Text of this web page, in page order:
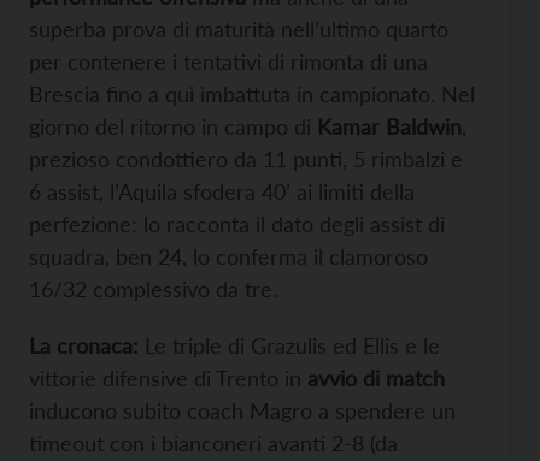
superba prova di maturità nell’ultimo quarto
per contenere i tentativi di rimonta di una
Brescia fino a qui imbattuta in campionato. Nel
giorno del ritorno in campo di Kamar Baldwin
prezioso condottiero da 11 punti, 5 rimbalzi e
6 assist, l’Aquila sfodera 40’ ai limiti della
perfezione: lo racconta il dato degli assist di
squadra, ben 24, lo conferma il clamoroso
16/32 complessivo da tre.
La cronaca: Le triple di Grazulis ed Ellis e le
vittorie difensive di Trento in avvio di match
inducono subito coach Magro a spendere un
timeout con i bianconeri avanti 2-8 (da